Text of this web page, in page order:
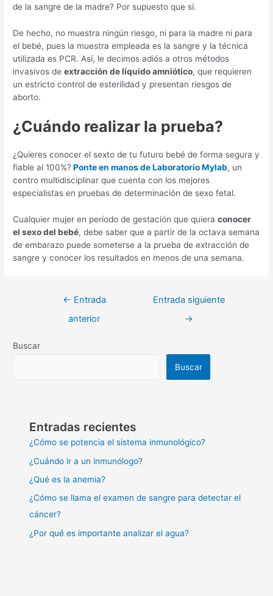
de la sangre de la madre? Por supuesto que sí.
De hecho, no muestra ningún riesgo, ni para la madre ni para
el bebé, pues la muestra empleada es la sangre y la técnica
utilizada es PCR. Así, le decimos adiós a otros métodos
invasivos deextracción de líquido amniótico, que requieren
un estricto control de esterilidad y presentan riesgos de
aborto.
¿Cuándo realizar la prueba?
¿Quieres conocer el sexto de tu futuro bebé de forma segura y
fiable al 100%?Ponte en manos de Laboratorio Mylab, un
centro multidisciplinar que cuenta con los mejores
especialistas en pruebas de determinación de sexo fetal.
Cualquier mujer en período de gestación que quieraconocer
el sexo del bebé, debe saber que a partir de la octava semana
de embarazo puede someterse a la prueba de extracción de
sangre y conocer los resultados en menos de una semana.
← Entrada
anterior
Entrada siguiente
→
Buscar
Buscar
Entradas recientes
¿Cómo se potencia el sistema inmunológico?
¿Cuándo ir a un inmunólogo?
¿Qué es la anemia?
¿Cómo se llama el examen de sangre para detectar el
cáncer?
¿Por qué es importante analizar el agua?